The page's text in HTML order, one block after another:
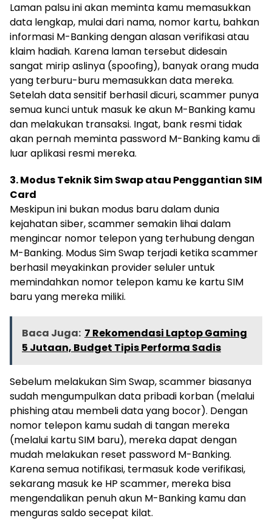
Laman palsu ini akan meminta kamu memasukkan
data lengkap, mulai dari nama, nomor kartu, bahkan
informasi M-Banking dengan alasan verifikasi atau
klaim hadiah. Karena laman tersebut didesain
sangat mirip aslinya (spoofing), banyak orang muda
yang terburu-buru memasukkan data mereka.
Setelah data sensitif berhasil dicuri, scammer punya
semua kunci untuk masuk ke akun M-Banking kamu
dan melakukan transaksi. Ingat, bank resmi tidak
akan pernah meminta password M-Banking kamu di
luar aplikasi resmi mereka.
3. Modus Teknik Sim Swap atau Penggantian SIM
Card
Meskipun ini bukan modus baru dalam dunia
kejahatan siber, scammer semakin lihai dalam
mengincar nomor telepon yang terhubung dengan
M-Banking. Modus Sim Swap terjadi ketika scammer
berhasil meyakinkan provider seluler untuk
memindahkan nomor telepon kamu ke kartu SIM
baru yang mereka miliki.
Baca Juga: 7 Rekomendasi Laptop Gaming
5 Jutaan, Budget Tipis Performa Sadis
Sebelum melakukan Sim Swap, scammer biasanya
sudah mengumpulkan data pribadi korban (melalui
phishing atau membeli data yang bocor). Dengan
nomor telepon kamu sudah di tangan mereka
(melalui kartu SIM baru), mereka dapat dengan
mudah melakukan reset password M-Banking.
Karena semua notifikasi, termasuk kode verifikasi,
sekarang masuk ke HP scammer, mereka bisa
mengendalikan penuh akun M-Banking kamu dan
menguras saldo secepat kilat.